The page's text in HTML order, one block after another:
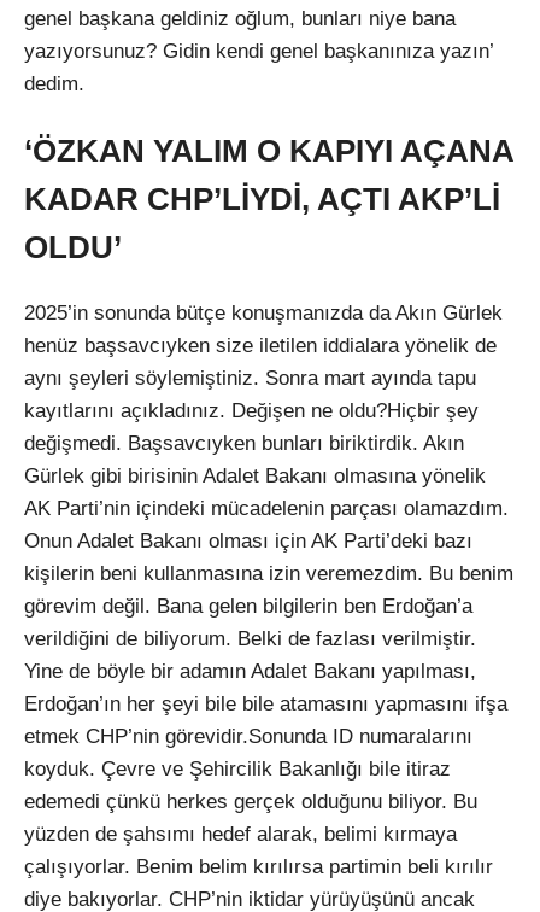
genel başkana geldiniz oğlum, bunları niye bana
yazıyorsunuz? Gidin kendi genel başkanınıza yazın’
dedim.
‘ÖZKAN YALIM O KAPIYI AÇANA
KADAR CHP’LİYDİ, AÇTI AKP’Lİ
OLDU’
2025’in sonunda bütçe konuşmanızda da Akın Gürlek
henüz başsavcıyken size iletilen iddialara yönelik de
aynı şeyleri söylemiştiniz. Sonra mart ayında tapu
kayıtlarını açıkladınız. Değişen ne oldu?Hiçbir şey
değişmedi. Başsavcıyken bunları biriktirdik. Akın
Gürlek gibi birisinin Adalet Bakanı olmasına yönelik
AK Parti’nin içindeki mücadelenin parçası olamazdım.
Onun Adalet Bakanı olması için AK Parti’deki bazı
kişilerin beni kullanmasına izin veremezdim. Bu benim
görevim değil. Bana gelen bilgilerin ben Erdoğan’a
verildiğini de biliyorum. Belki de fazlası verilmiştir.
Yine de böyle bir adamın Adalet Bakanı yapılması,
Erdoğan’ın her şeyi bile bile atamasını yapmasını ifşa
etmek CHP’nin görevidir.Sonunda ID numaralarını
koyduk. Çevre ve Şehircilik Bakanlığı bile itiraz
edemedi çünkü herkes gerçek olduğunu biliyor. Bu
yüzden de şahsımı hedef alarak, belimi kırmaya
çalışıyorlar. Benim belim kırılırsa partimin beli kırılır
diye bakıyorlar. CHP’nin iktidar yürüyüşünü ancak